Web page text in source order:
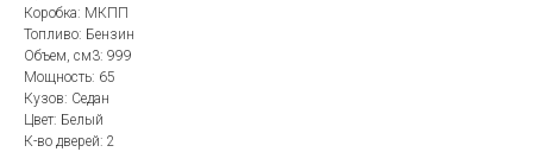
Коробка: МКПП
Топливо: Бензин
Объем, см3: 999
Мощность: 65
Кузов: Седан
Цвет: Белый
К-во дверей: 2